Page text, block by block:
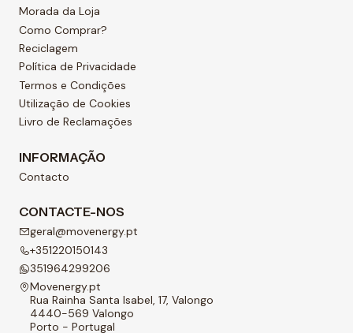
Morada da Loja
Como Comprar?
Reciclagem
Política de Privacidade
Termos e Condições
Utilização de Cookies
Livro de Reclamações
INFORMAÇÃO
Contacto
CONTACTE-NOS
geral@movenergy.pt
+351220150143
351964299206
Movenergy.pt
Rua Rainha Santa Isabel, 17, Valongo
4440-569 Valongo
Porto - Portugal